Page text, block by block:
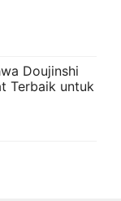
Doujinshi
Terbaik untuk